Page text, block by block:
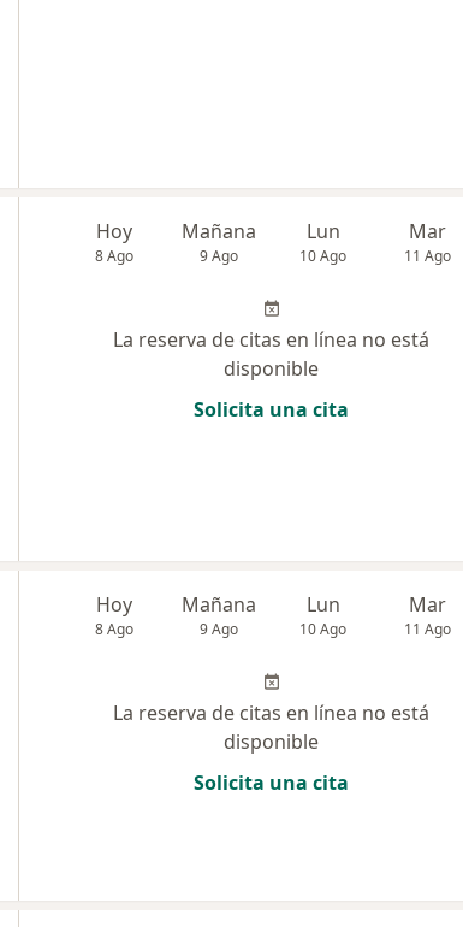
Hoy
8 Ago
Mañana
9 Ago
Lun
10 Ago
Mar
11 Ago
La reserva de citas en línea no está
disponible
Solicita una cita
Hoy
8 Ago
Mañana
9 Ago
Lun
10 Ago
Mar
11 Ago
La reserva de citas en línea no está
disponible
Solicita una cita